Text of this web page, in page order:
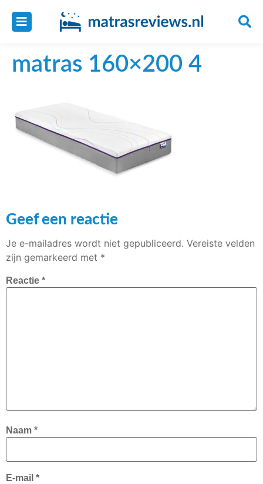
matras 160×200 4
Geef een reactie
Je e-mailadres wordt niet gepubliceerd. Vereiste velden
zijn gemarkeerd met *
Reactie *
Naam *
E-mail *